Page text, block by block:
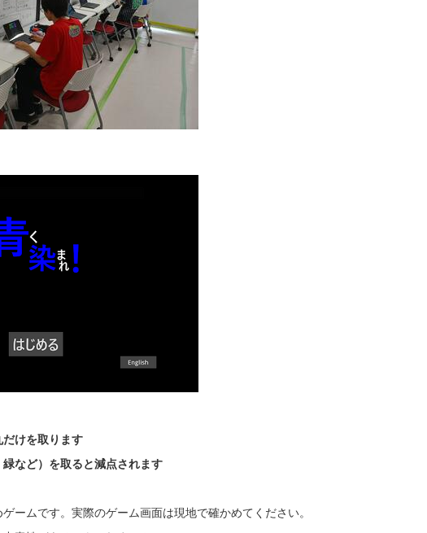
だけを取ります
緑など）を取ると減点されます
ームです。実際のゲーム画面は現地で確かめてください。